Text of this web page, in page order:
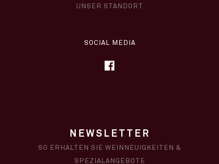
UNSER STANDORT
SOCIAL MEDIA
NEWSLETTER
SO ERHALTEN SIE WEINNEUIGKEITEN &
SPEZIALANGEBOTE